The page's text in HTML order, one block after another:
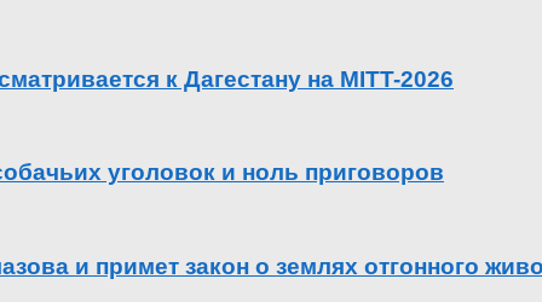
к Дагестану на MITT-2026
уголовок и ноль приговоров
и примет закон о землях отгонного